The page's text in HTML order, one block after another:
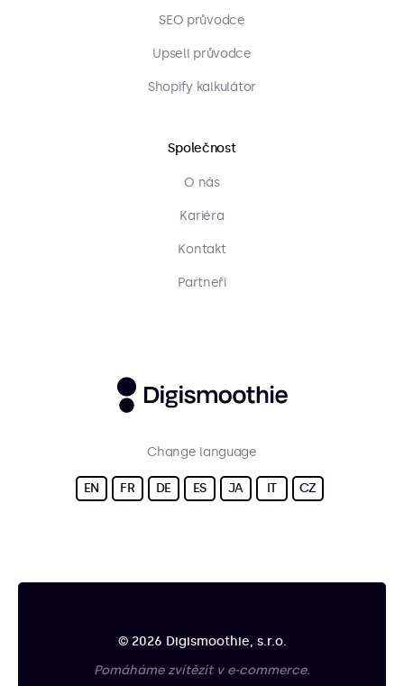
SEO průvodce
Upsell průvodce
Shopify kalkulátor
Společnost
O nás
Kariéra
Kontakt
Partneři
Change language
EN FR DE ES JA IT CZ
© 2026 Digismoothie, s.r.o.
Pomáháme zvítězit v e-commerce.